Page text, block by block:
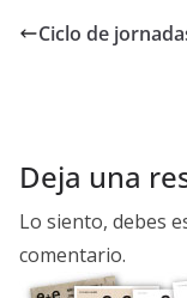
b er
Ciclo de
Deja una
Lo siento, debes
comentario.